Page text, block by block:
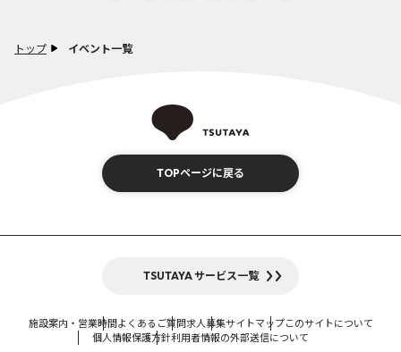
トップ イベント一覧
TOPページに戻る
TSUTAYA サービス一覧
施設案内・営業時間 よくあるご質問求人募集サイトマップこのサイトについて
個人情報保護方針利用者情報の外部送信について